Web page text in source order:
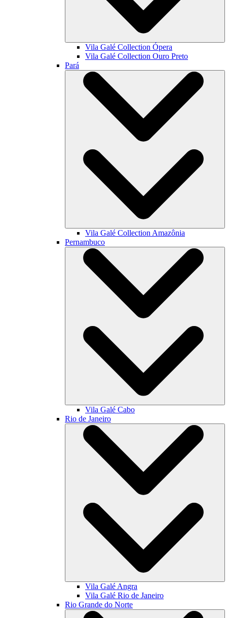
Vila Galé Collection Ópera
Vila Galé Collection Ouro Preto
Pará
Vila Galé Collection Amazônia
Pernambuco
Vila Galé Cabo
Rio de Janeiro
Vila Galé Angra
Vila Galé Rio de Janeiro
Rio Grande do Norte